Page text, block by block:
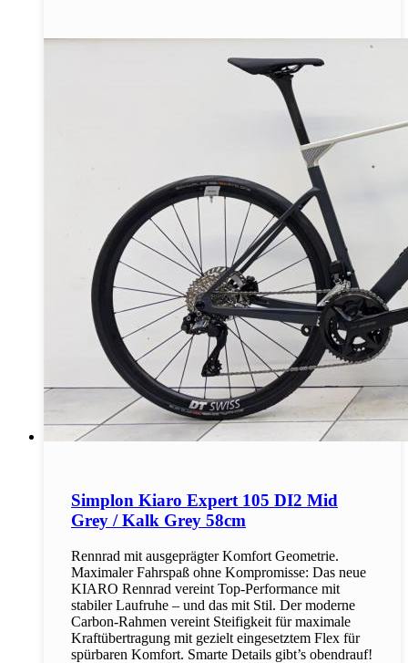
Simplon Kiaro Expert 105 DI2 Mid
Grey / Kalk Grey 58cm
Rennrad mit ausgeprägter Komfort Geometrie.
Maximaler Fahrspaß ohne Kompromisse: Das neue
KIARO Rennrad vereint Top-Performance mit
stabiler Laufruhe – und das mit Stil. Der moderne
Carbon-Rahmen vereint Steifigkeit für maximale
Kraftübertragung mit gezielt eingesetztem Flex für
spürbaren Komfort. Smarte Details gibt’s obendrauf!